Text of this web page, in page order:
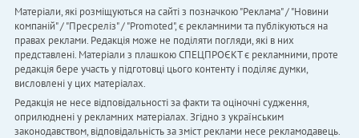
Матеріали, які розміщуються на сайті з позначкою "Реклама" / "Новини
компаній" / "Пресреліз" / "Promoted", є рекламними та публікуються на
правах реклами. Редакція може не поділяти погляди, які в них
представлені. Матеріали з плашкою СПЕЦПРОЄКТ є рекламними, проте
редакція бере участь у підготовці цього контенту і поділяє думки,
висловлені у цих матеріалах.
Редакція не несе відповідальності за факти та оціночні судження,
оприлюднені у рекламних матеріалах. Згідно з українським
законодавством, відповідальність за зміст реклами несе рекламодавець.